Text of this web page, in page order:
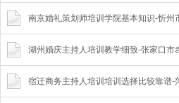
南京婚礼策划师培训学院基本知识-忻州
湖州婚庆主持人培训教学细致-张家口市
宿迁商务主持人培训培训选择比较靠谱-